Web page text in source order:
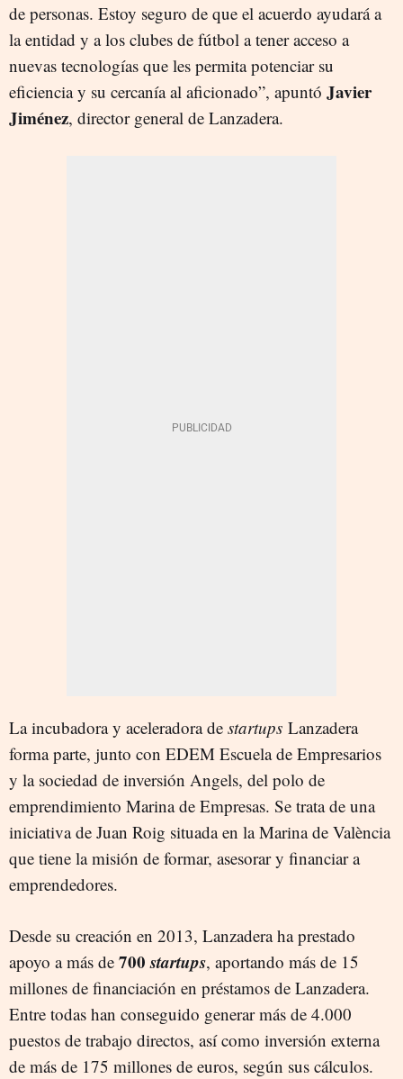
de personas. Estoy seguro de que el acuerdo ayudará a
la entidad y a los clubes de fútbol a tener acceso a
nuevas tecnologías que les permita potenciar su
eficiencia y su cercanía al aficionado”, apuntó Javier
Jiménez, director general de Lanzadera.
La incubadora y aceleradora de startups Lanzadera
forma parte, junto con EDEM Escuela de Empresarios
y la sociedad de inversión Angels, del polo de
emprendimiento Marina de Empresas. Se trata de una
iniciativa de Juan Roig situada en la Marina de València
que tiene la misión de formar, asesorar y financiar a
emprendedores.
Desde su creación en 2013, Lanzadera ha prestado
apoyo a más de 700startups, aportando más de 15
millones de financiación en préstamos de Lanzadera.
Entre todas han conseguido generar más de 4.000
puestos de trabajo directos, así como inversión externa
de más de 175 millones de euros, según sus cálculos.